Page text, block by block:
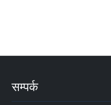
सम्पर्क